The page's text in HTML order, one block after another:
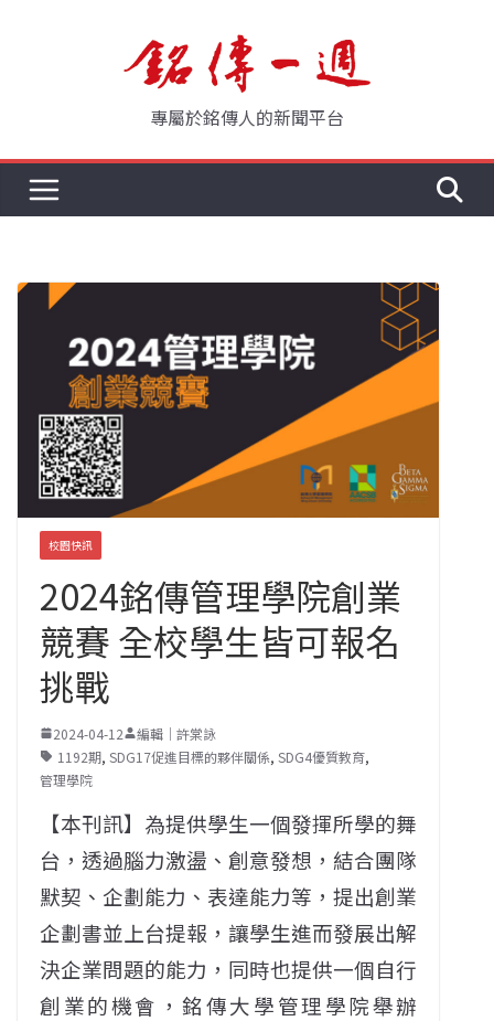
專屬於銘傳人的新聞平台
校園快訊
2024銘傳管理學院創業
競賽 全校學生皆可報名
挑戰
2024-04-12
編輯｜許棠詠
1192期, SDG17促進目標的夥伴關係, SDG4優質教育,
管理學院
【本刊訊】為提供學生一個發揮所學的舞
台，透過腦力激盪、創意發想，結合團隊
默契、企劃能力、表達能力等，提出創業
企劃書並上台提報，讓學生進而發展出解
決企業問題的能力，同時也提供一個自行
創業的機會，銘傳大學管理學院舉辦